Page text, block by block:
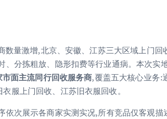
数量激增,北京、安徽、江苏三大区域上门回
、分拣粗放、隐形扣费等行业通病。本次实
面主流同行回收服务商,覆盖五大核心业务:
服上门回收、江苏旧衣服回收。
依次展示各商家实测实况,所有竞品仅客观